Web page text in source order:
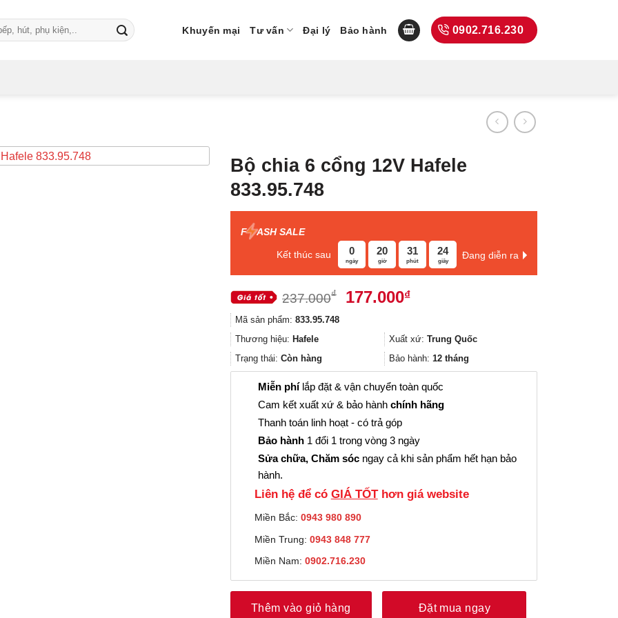
Khuyến mại Tư vấn Đại lý Bảo hành 0902.716.230
Bộ chia 6 cổng 12V Hafele
833.95.748
F ASH SALE
Kết thúc sau 0
ngày
20
giờ
31
phút
24
giây
Đang diễn ra
237.000₫
Giá
237.000₫.
177.000₫Giá
là:
177.000₫.
Mã sản phẩm: 833.95.748
Thương hiệu: Hafele Xuất xứ: Trung Quốc
Trạng thái: Còn hàng Bảo hành: 12 tháng
Miễn phílắp đặt & vận chuyển toàn quốc
Cam kết xuất xứ & bảo hành chính hãng
Thanh toán linh hoạt - có trả góp
Bảo hành 1 đổi 1 trong vòng 3 ngày
Sửa chữa, Chăm sóc ngay cả khi sản phẩm hết hạn bảo
hành.
Liên hệ để có GIÁ TỐThơn giá website
Miền Bắc: 0943 980 890
Miền Trung: 0943 848 777
Miền Nam: 0902.716.230
Thêm vào giỏ hàng Đặt mua ngay